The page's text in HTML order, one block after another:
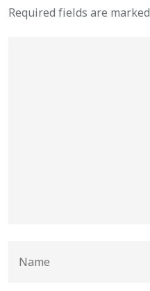
Required fields are marked